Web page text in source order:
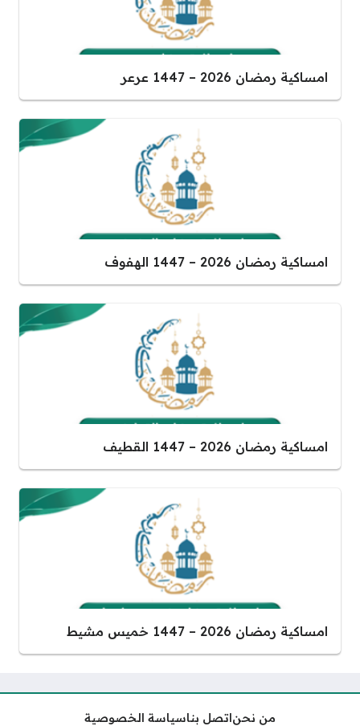
امساكية رمضان 2026 – 1447 عرعر
امساكية رمضان 2026 – 1447 الهفوف
امساكية رمضان 2026 – 1447 القطيف
امساكية رمضان 2026 – 1447 خميس مشيط
من نحناتصل بناسياسة الخصوصية